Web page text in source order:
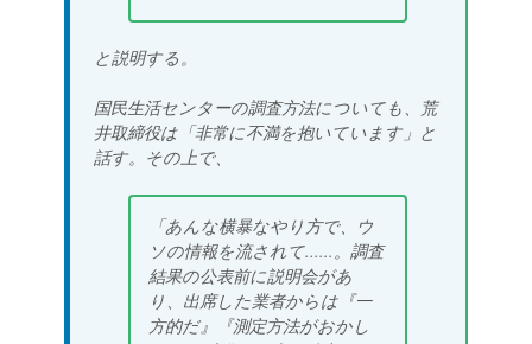
と説明する。
国民生活センターの調査方法についても、荒
井取締役は「非常に不満を抱いています」と
話す。その上で、
「あんな横暴なやり方で、ウ
ソの情報を流されて......。調査
結果の公表前に説明会があ
り、出席した業者からは『一
方的だ』『測定方法がおかし